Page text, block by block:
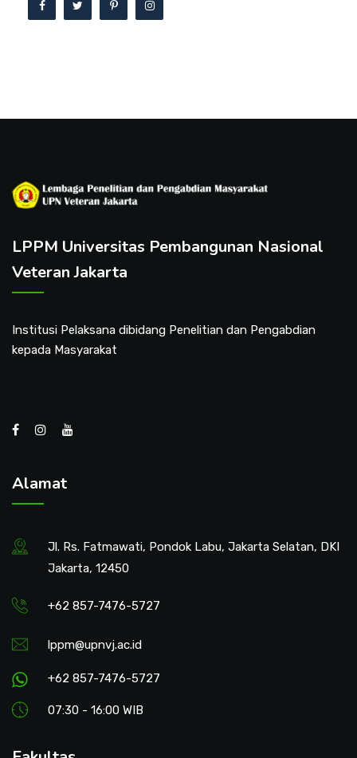
LPPM Universitas Pembangunan Nasional
Veteran Jakarta
Institusi Pelaksana dibidang Penelitian dan Pengabdian
kepada Masyarakat
Alamat
Jl. Rs. Fatmawati, Pondok Labu, Jakarta Selatan, DKI
Jakarta, 12450
+62 857-7476-5727
lppm@upnvj.ac.id
+62 857-7476-5727
07:30 - 16:00 WIB